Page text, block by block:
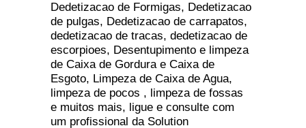
Dedetizacao de Formigas, Dedetizacao
de pulgas, Dedetizacao de carrapatos,
dedetizacao de tracas, dedetizacao de
escorpioes, Desentupimento e limpeza
de Caixa de Gordura e Caixa de
Esgoto, Limpeza de Caixa de Agua,
limpeza de pocos , limpeza de fossas
e muitos mais, ligue e consulte com
um profissional da Solution